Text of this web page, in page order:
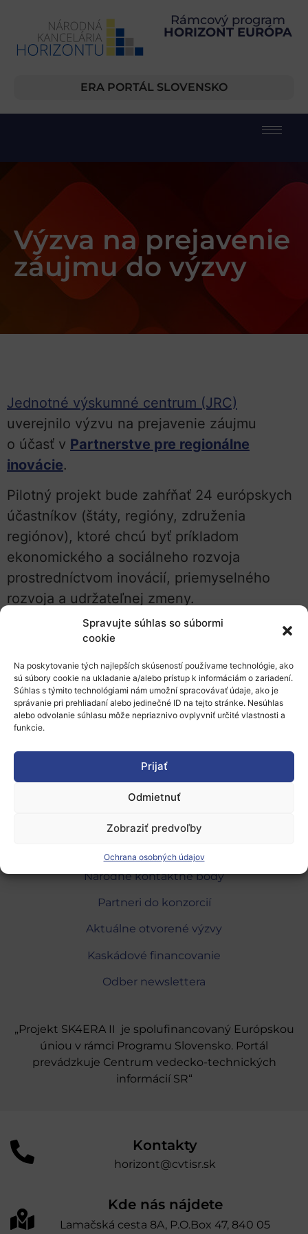
Spravujte súhlas so súbormi
cookie
Na poskytovanie tých najlepších skúseností používame technológie, ako
sú súbory cookie na ukladanie a/alebo prístup k informáciám o zariadení.
Súhlas s týmito technológiami nám umožní spracovávať údaje, ako je
správanie pri prehliadaní alebo jedinečné ID na tejto stránke. Nesúhlas
alebo odvolanie súhlasu môže nepriaznivo ovplyvniť určité vlastnosti a
funkcie.
Prijať
Odmietnuť
Zobraziť predvoľby
Ochrana osobných údajov
Rámcový program
HORIZONT EURÓPA
ERA PORTÁL SLOVENSKO
Výzva na prejavenie
záujmu do výzvy
Jednotné výskumné centrum (JRC)
uverejnilo výzvu na prejavenie záujmu
o účasť v Partnerstve pre regionálne
inovácie.
Pilotný projekt bude zahŕňať 24 európskych
účastníkov (štáty, regióny, združenia
regiónov), ktoré chcú byť príkladom
ekonomického a sociálneho rozvoja
prostredníctvom inovácií, priemyselného
rozvoja a udržateľnej zmeny.
Uzávierka výzvy –25. 4. 2022
Viac informácií o partnerstve, ako aj formulár
žiadosti
Národné kontaktné body
Partneri do konzorcií
Aktuálne otvorené výzvy
Kaskádové financovanie
Odber newslettera
„Projekt SK4ERA II je spolufinancovaný Európskou
úniou v rámci Programu Slovensko. Portál
prevádzkuje Centrum vedecko-technických
informácií SR“
Kontakty
horizont@cvtisr.sk
Kde nás nájdete
Lamačská cesta 8A, P.O.Box 47, 840 05